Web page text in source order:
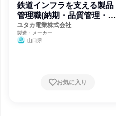
鉄道インフラを支える製品
管理職(納期・品質管理・製
品出荷)
ユタカ電業株式会社
製造・メーカー
山口県
お気に入り